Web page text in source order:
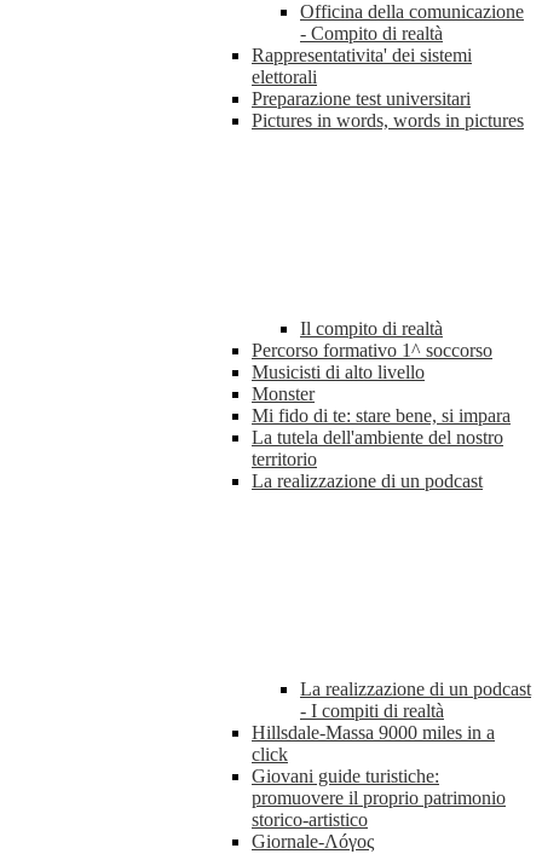
Officina della comunicazione
- Compito di realtà
Rappresentativita' dei sistemi
elettorali
Preparazione test universitari
Pictures in words, words in pictures
Il compito di realtà
Percorso formativo 1^ soccorso
Musicisti di alto livello
Monster
Mi fido di te: stare bene, si impara
La tutela dell'ambiente del nostro
territorio
La realizzazione di un podcast
La realizzazione di un podcast
- I compiti di realtà
Hillsdale-Massa 9000 miles in a
click
Giovani guide turistiche:
promuovere il proprio patrimonio
storico-artistico
Giornale-Λóγος